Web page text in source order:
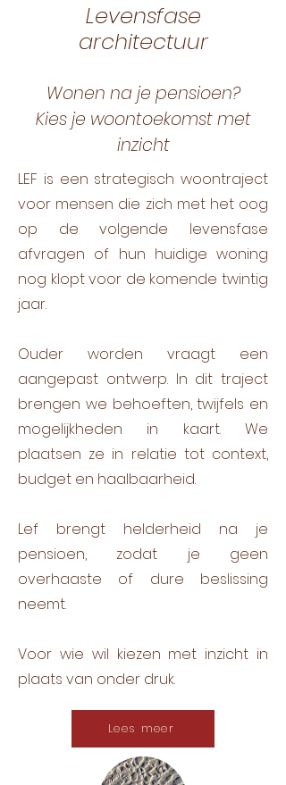
Levensfase
architectuur
Wonen na je pensioen?
Kies je woontoekomst met
inzicht
LEF is een strategisch woontraject
voor mensen die zich met het oog
op de volgende levensfase
afvragen of hun huidige woning
nog klopt voor de komende twintig
jaar.
Ouder worden vraagt een
aangepast ontwerp. In dit traject
brengen we behoeften, twijfels en
mogelijkheden in kaart. We
plaatsen ze in relatie tot context,
budget en haalbaarheid.
Lef brengt helderheid na je
pensioen, zodat je geen
overhaaste of dure beslissing
neemt.
Voor wie wil kiezen met inzicht in
plaats van onder druk.
Lees meer